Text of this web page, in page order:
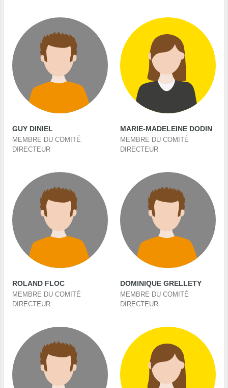
GUY DINIEL
MEMBRE DU COMITÉ
DIRECTEUR
MARIE-MADELEINE DODIN
MEMBRE DU COMITÉ
DIRECTEUR
ROLAND FLOC
MEMBRE DU COMITÉ
DIRECTEUR
DOMINIQUE GRELLETY
MEMBRE DU COMITÉ
DIRECTEUR